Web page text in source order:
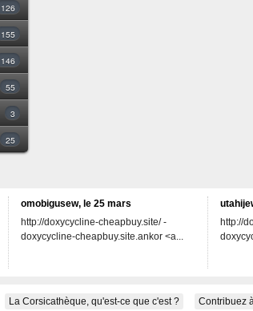
126
155
146
55
3
25
omobigusew, le 25 mars
http://doxycycline-cheapbuy.site/ -
doxycycline-cheapbuy.site.ankor <a...
http://
La Corsicathèque, qu'est-ce que c'est ? Contribuez